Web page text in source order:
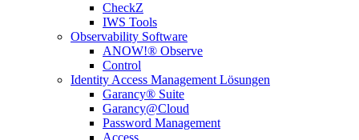
CheckZ
IWS Tools
Observability Software
ANOW!® Observe
Control
Identity Access Management Lösungen
Garancy® Suite
Garancy@Cloud
Password Management
Access